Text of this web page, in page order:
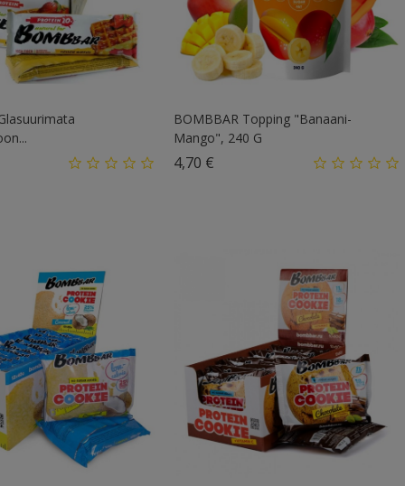
BOMBBAR Topping "Banaani-
Mango", 240 G
4,70 €